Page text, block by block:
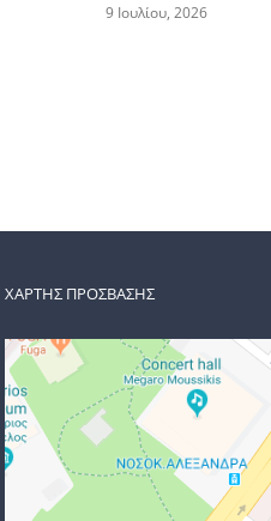
9 Ιουλίου, 2026
ΧΑΡΤΗΣ ΠΡΟΣΒΑΣΗΣ